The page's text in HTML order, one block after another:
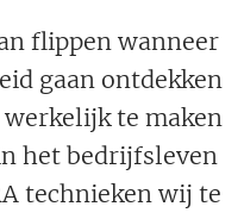
flippen wanneer
gaan ontdekken
te maken
het bedrijfsleven
technieken wij te